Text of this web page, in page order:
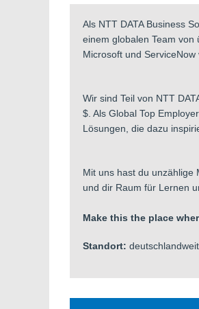
Als NTT DATA Business
einem globalen Team
Microsoft und
Wir sind Teil von NTT
$. Als Global Top
Lösungen, die dazu
Mit uns hast du unzählige
und dir Raum für Lernen
Make this the place
Standort: deutschlandweit